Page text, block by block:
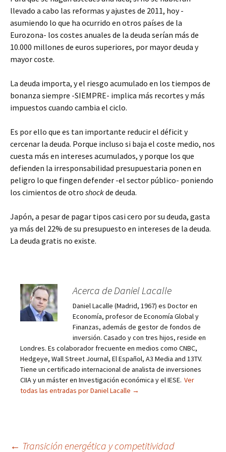
llevado a cabo las reformas y ajustes de 2011, hoy -
asumiendo lo que ha ocurrido en otros países de la
Eurozona- los costes anuales de la deuda serían más de
10.000 millones de euros superiores, por mayor deuda y
mayor coste.
La deuda importa, y el riesgo acumulado en los tiempos de
bonanza siempre -SIEMPRE- implica más recortes y más
impuestos cuando cambia el ciclo.
Es por ello que es tan importante reducir el déficit y
cercenar la deuda. Porque incluso si baja el coste medio, nos
cuesta más en intereses acumulados, y porque los que
defienden la irresponsabilidad presupuestaria ponen en
peligro lo que fingen defender -el sector público- poniendo
los cimientos de otro shockde deuda.
Japón, a pesar de pagar tipos casi cero por su deuda, gasta
ya más del 22% de su presupuesto en intereses de la deuda.
La deuda gratis no existe.
Acerca de Daniel Lacalle
Daniel Lacalle (Madrid, 1967) es Doctor en
Economía, profesor de Economía Global y
Finanzas, además de gestor de fondos de
inversión. Casado y con tres hijos, reside en
Londres. Es colaborador frecuente en medios como CNBC,
Hedgeye, Wall Street Journal, El Español, A3 Media and 13TV.
Tiene un certificado internacional de analista de inversiones
CIIA y un máster en Investigación económica y el IESE. Ver
todas las entradas por Daniel Lacalle →
Navegación
← Transición energética y competitividad